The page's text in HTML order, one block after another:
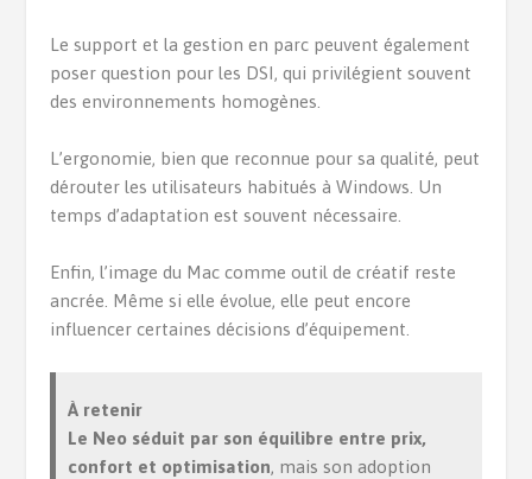
Le support et la gestion en parc peuvent également
poser question pour les DSI, qui privilégient souvent
des environnements homogènes.
L’ergonomie, bien que reconnue pour sa qualité, peut
dérouter les utilisateurs habitués à Windows. Un
temps d’adaptation est souvent nécessaire.
Enfin, l’image du Mac comme outil de créatif reste
ancrée. Même si elle évolue, elle peut encore
influencer certaines décisions d’équipement.
À retenir
Le Neo séduit par son équilibre entre prix,
confort et optimisation, mais son adoption